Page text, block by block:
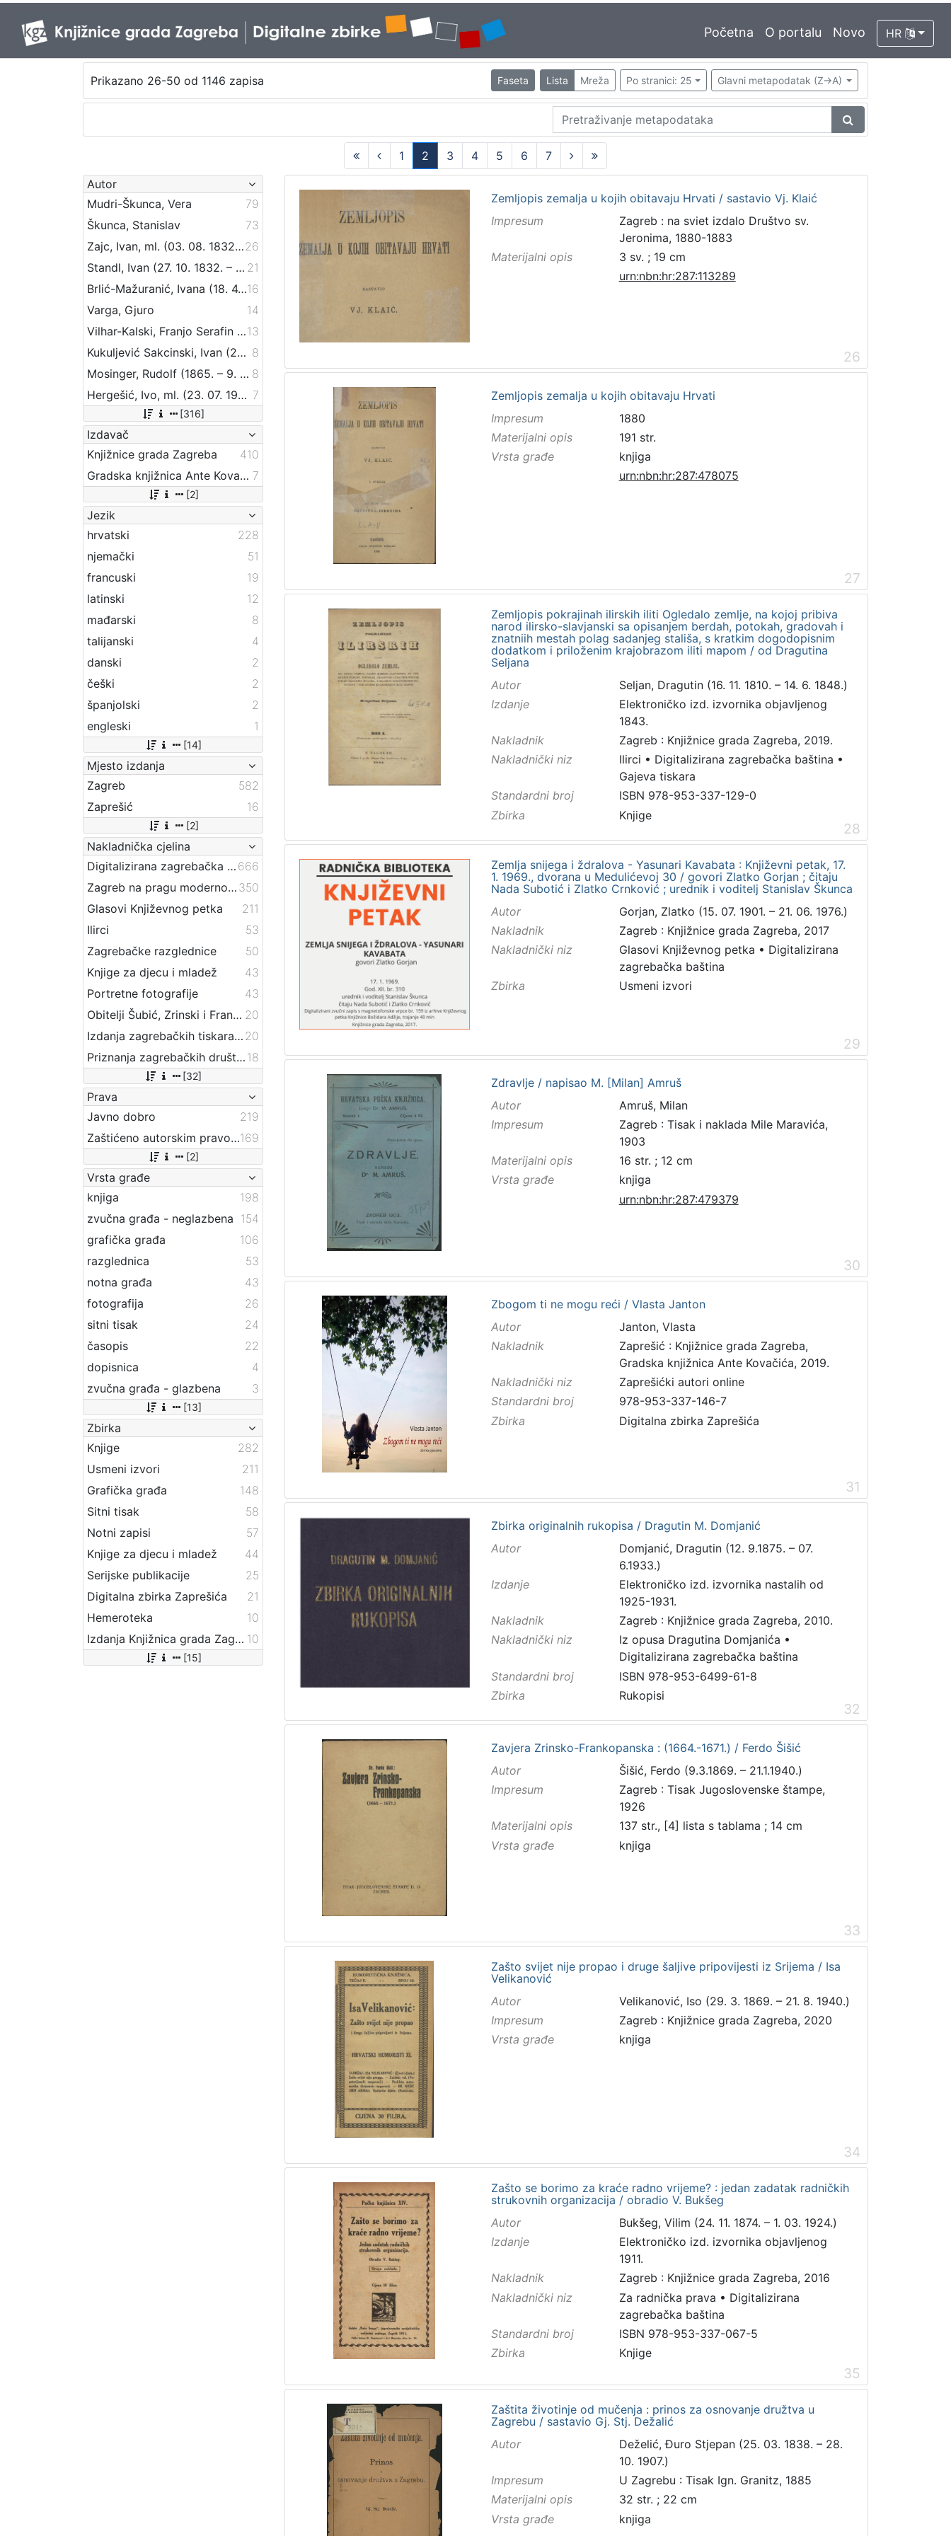
Početna O portalu Novo HR
Prikazano 26-50 od 1146 zapisa Faseta Lista Mreža Po stranici: 25 Glavni metapodatak (Z->A)
1
2
(current)
3 4 5 6
7
Autor
Mudri-Škunca, Vera
79
Škunca, Stanislav
73
Zajc, Ivan, ml. (03. 08. 1832. – 16. 12. 1914.)26
Standl, Ivan (27. 10. 1832. – 30. 8. 1897.) 21
Brlić-Mažuranić, Ivana (18. 4. 1874. – 21. 9. 1938.)16
Varga, Gjuro
14
Vilhar-Kalski, Franjo Serafin (5. 1. 1852. – 4. 3. 1928.)13
Kukuljević Sakcinski, Ivan (29. 5. 1816. – 1. 8. 1889.) 8
Mosinger, Rudolf (1865. – 9. 10. 1918.) 8
Hergešić, Ivo, ml. (23. 07. 1904. – 29. 12. 1977.) 7
[316]
Izdavač
Knjižnice grada Zagreba
410
Gradska knjižnica Ante Kovačića 7
[2]
Jezik
hrvatski
228
njemački
51
francuski
19
latinski
12
mađarski
8
talijanski
4
danski
2
češki
2
španjolski
2
engleski
1
[14]
Mjesto izdanja
Zagreb
582
Zaprešić
16
[2]
Nakladnička cjelina
Digitalizirana zagrebačka baština 666
Zagreb na pragu modernog doba 350
Glasovi Književnog petka
211
Ilirci
53
Zagrebačke razglednice
50
Knjige za djecu i mladež
43
Portretne fotografije
43
Obitelji Šubić, Zrinski i Frankopan 20
Izdanja zagrebačkih tiskara 17. i 18. stoljeća 20
Priznanja zagrebačkih društava 18
[32]
Prava
Javno dobro
219
Zaštićeno autorskim pravom169
[2]
Vrsta građe
knjiga
198
zvučna građa - neglazbena 154
grafička građa
106
razglednica
53
notna građa
43
fotografija
26
sitni tisak
24
časopis
22
dopisnica
4
zvučna građa - glazbena
3
[13]
Zbirka
Knjige
282
Usmeni izvori
211
Grafička građa
148
Sitni tisak
58
Notni zapisi
57
Knjige za djecu i mladež
44
Serijske publikacije
25
Digitalna zbirka Zaprešića
21
Hemeroteka
10
Izdanja Knjižnica grada Zagreba - E-knjige 10
[15]
Zemljopis zemalja u kojih obitavaju Hrvati / sastavio Vj. Klaić
Impresum
Zagreb : na sviet izdalo Društvo sv.
Jeronima, 1880-1883
Materijalni opis
3 sv. ; 19 cm
urn:nbn:hr:287:113289
26
Zemljopis zemalja u kojih obitavaju Hrvati
Impresum
1880
Materijalni opis
191 str.
Vrsta građe
knjiga
urn:nbn:hr:287:478075
27
Zemljopis pokrajinah ilirskih iliti Ogledalo zemlje, na kojoj pribiva
narod ilirsko-slavjanski sa opisanjem berdah, potokah, gradovah i
znatniih mestah polag sadanjeg stališa, s kratkim dogodopisnim
dodatkom i priloženim krajobrazom iliti mapom / od Dragutina
Seljana
Autor
Seljan, Dragutin (16. 11. 1810. – 14. 6. 1848.)
Izdanje
Elektroničko izd. izvornika objavljenog
1843.
Nakladnik
Zagreb : Knjižnice grada Zagreba, 2019.
Nakladnički niz
Ilirci • Digitalizirana zagrebačka baština •
Gajeva tiskara
Standardni broj
ISBN 978-953-337-129-0
Zbirka
Knjige
28
Zemlja snijega i ždralova - Yasunari Kavabata : Književni petak, 17.
1. 1969., dvorana u Medulićevoj 30 / govori Zlatko Gorjan ; čitaju
Nada Subotić i Zlatko Crnković ; urednik i voditelj Stanislav Škunca
Autor
Gorjan, Zlatko (15. 07. 1901. – 21. 06. 1976.)
Nakladnik
Zagreb : Knjižnice grada Zagreba, 2017
Nakladnički niz
Glasovi Književnog petka • Digitalizirana
zagrebačka baština
Zbirka
Usmeni izvori
29
Zdravlje / napisao M. [Milan] Amruš
Autor
Amruš, Milan
Impresum
Zagreb : Tisak i naklada Mile Maravića,
1903
Materijalni opis
16 str. ; 12 cm
Vrsta građe
knjiga
urn:nbn:hr:287:479379
30
Zbogom ti ne mogu reći / Vlasta Janton
Autor
Janton, Vlasta
Nakladnik
Zaprešić : Knjižnice grada Zagreba,
Gradska knjižnica Ante Kovačića, 2019.
Nakladnički niz
Zaprešićki autori online
Standardni broj
978-953-337-146-7
Zbirka
Digitalna zbirka Zaprešića
31
Zbirka originalnih rukopisa / Dragutin M. Domjanić
Autor
Domjanić, Dragutin (12. 9.1875. – 07.
6.1933.)
Izdanje
Elektroničko izd. izvornika nastalih od
1925-1931.
Nakladnik
Zagreb : Knjižnice grada Zagreba, 2010.
Nakladnički niz
Iz opusa Dragutina Domjanića •
Digitalizirana zagrebačka baština
Standardni broj
ISBN 978-953-6499-61-8
Zbirka
Rukopisi
32
Zavjera Zrinsko-Frankopanska : (1664.-1671.) / Ferdo Šišić
Autor
Šišić, Ferdo (9.3.1869. – 21.1.1940.)
Impresum
Zagreb : Tisak Jugoslovenske štampe,
1926
Materijalni opis
137 str., [4] lista s tablama ; 14 cm
Vrsta građe
knjiga
33
Zašto svijet nije propao i druge šaljive pripovijesti iz Srijema / Isa
Velikanović
Autor
Velikanović, Iso (29. 3. 1869. – 21. 8. 1940.)
Impresum
Zagreb : Knjižnice grada Zagreba, 2020
Vrsta građe
knjiga
34
Zašto se borimo za kraće radno vrijeme? : jedan zadatak radničkih
strukovnih organizacija / obradio V. Bukšeg
Autor
Bukšeg, Vilim (24. 11. 1874. – 1. 03. 1924.)
Izdanje
Elektroničko izd. izvornika objavljenog
1911.
Nakladnik
Zagreb : Knjižnice grada Zagreba, 2016
Nakladnički niz
Za radnička prava • Digitalizirana
zagrebačka baština
Standardni broj
ISBN 978-953-337-067-5
Zbirka
Knjige
35
Zaštita životinje od mučenja : prinos za osnovanje družtva u
Zagrebu / sastavio Gj. Stj. Dežalić
Autor
Deželić, Đuro Stjepan (25. 03. 1838. – 28.
10. 1907.)
Impresum
U Zagrebu : Tisak Ign. Granitz, 1885
Materijalni opis
32 str. ; 22 cm
Vrsta građe
knjiga